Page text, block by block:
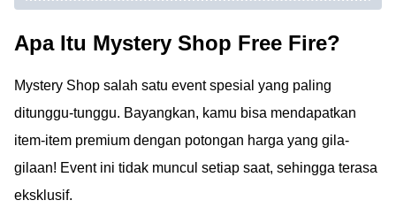
Apa Itu Mystery Shop Free Fire?
Mystery Shop salah satu event spesial yang paling
ditunggu-tunggu. Bayangkan, kamu bisa mendapatkan
item-item premium dengan potongan harga yang gila-
gilaan! Event ini tidak muncul setiap saat, sehingga terasa
eksklusif.